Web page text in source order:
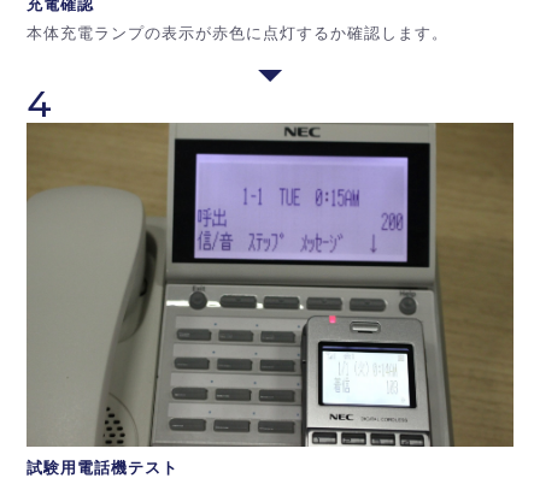
充電確認
本体充電ランプの表示が赤色に点灯するか確認します。
4
試験用電話機テスト